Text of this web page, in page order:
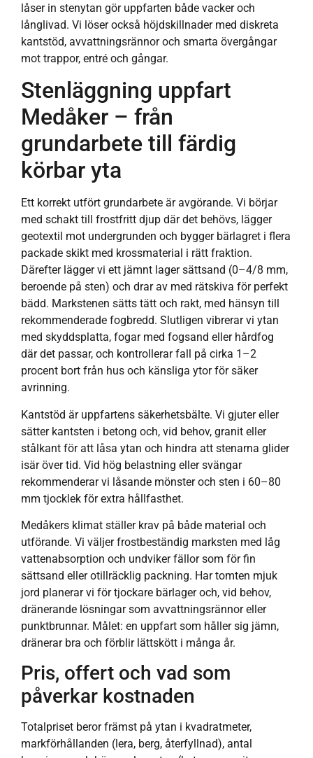
låser in stenytan gör uppfarten både vacker och
långlivad. Vi löser också höjdskillnader med diskreta
kantstöd, avvattningsrännor och smarta övergångar
mot trappor, entré och gångar.
Stenläggning uppfart
Medåker – från
grundarbete till färdig
körbar yta
Ett korrekt utfört grundarbete är avgörande. Vi börjar
med schakt till frostfritt djup där det behövs, lägger
geotextil mot undergrunden och bygger bärlagret i flera
packade skikt med krossmaterial i rätt fraktion.
Därefter lägger vi ett jämnt lager sättsand (0–4/8 mm,
beroende på sten) och drar av med rätskiva för perfekt
bädd. Markstenen sätts tätt och rakt, med hänsyn till
rekommenderade fogbredd. Slutligen vibrerar vi ytan
med skyddsplatta, fogar med fogsand eller hårdfog
där det passar, och kontrollerar fall på cirka 1–2
procent bort från hus och känsliga ytor för säker
avrinning.
Kantstöd är uppfartens säkerhetsbälte. Vi gjuter eller
sätter kantsten i betong och, vid behov, granit eller
stålkant för att låsa ytan och hindra att stenarna glider
isär över tid. Vid hög belastning eller svängar
rekommenderar vi låsande mönster och sten i 60–80
mm tjocklek för extra hållfasthet.
Medåkers klimat ställer krav på både material och
utförande. Vi väljer frostbeständig marksten med låg
vattenabsorption och undviker fällor som för fin
sättsand eller otillräcklig packning. Har tomten mjuk
jord planerar vi för tjockare bärlager och, vid behov,
dränerande lösningar som avvattningsrännor eller
punktbrunnar. Målet: en uppfart som håller sig jämn,
dränerar bra och förblir lättskött i många år.
Pris, offert och vad som
påverkar kostnaden
Totalpriset beror främst på ytan i kvadratmeter,
markförhållanden (lera, berg, återfyllnad), antal